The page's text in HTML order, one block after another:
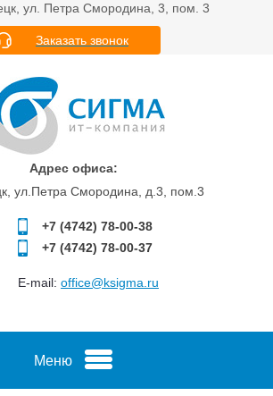
ул. Петра Смородина, 3, пом. 3
Заказать звонок
Адрес офиса:
ул.Петра Смородина, д.3, пом.3
+7 (4742) 78-00-38
+7 (4742) 78-00-37
E-mail: office@ksigma.ru
Меню